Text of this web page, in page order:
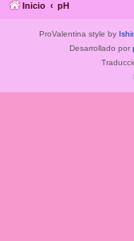
Inicio pH
ProValentina style by
Desarrollado por